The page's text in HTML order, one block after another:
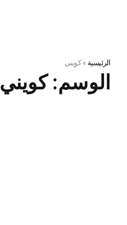
الرئيسية »كويني
الوسم:كويني